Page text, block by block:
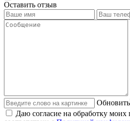
Оставить отзыв
Обновить
Даю согласие на обработку